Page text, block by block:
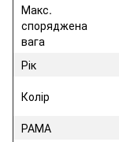
Макс.
споряджена
вага
Рік
Колір
РАМА